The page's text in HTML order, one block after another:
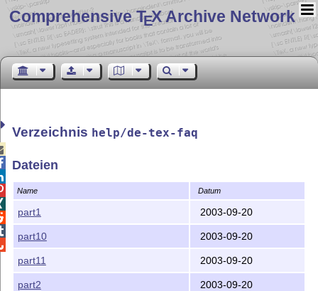
Comprehensive TEX Archive Network
Verzeichnis help/de-tex-faq
Dateien
Name Datum
part1 2003-09-20
part10 2003-09-20
part11 2003-09-20
part2 2003-09-20